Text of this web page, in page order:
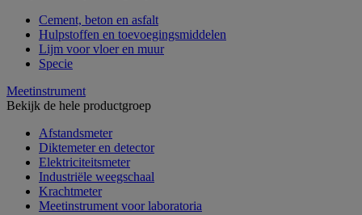
Cement, beton en asfalt
Hulpstoffen en toevoegingsmiddelen
Lijm voor vloer en muur
Specie
Meetinstrument
Bekijk de hele productgroep
Afstandsmeter
Diktemeter en detector
Elektriciteitsmeter
Industriële weegschaal
Krachtmeter
Meetinstrument voor laboratoria